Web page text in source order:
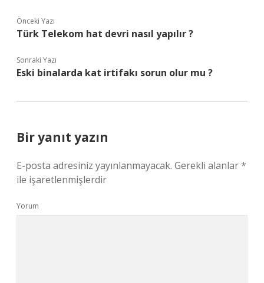
Önceki Yazı
Türk Telekom hat devri nasıl yapılır ?
Sonraki Yazı
Eski binalarda kat irtifakı sorun olur mu ?
Bir yanıt yazın
E-posta adresiniz yayınlanmayacak. Gerekli alanlar*
ile işaretlenmişlerdir
Yorum